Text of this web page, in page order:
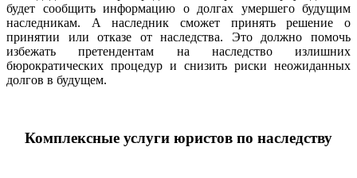
будет сообщить информацию о долгах умершего будущим
наследникам. А наследник сможет принять решение о
принятии или отказе от наследства. Это должно помочь
избежать претендентам на наследство излишних
бюрократических процедур и снизить риски неожиданных
долгов в будущем.
Комплексные услуги юристов по наследству